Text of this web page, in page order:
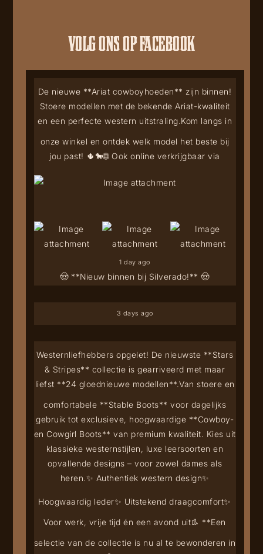
VOLG ONS OP FACEBOOK
🤠 **Nieuw binnen bij Silverado!** 🤠
De nieuwe **Ariat cowboyhoeden** zijn binnen!
Stoere modellen met de bekende Ariat-kwaliteit
en een perfecte western uitstraling.Kom langs in
onze winkel en ontdek welk model het beste bij
jou past! 🌵🐎🌐 Ook online verkrijgbaar via
1 day ago
3 days ago
Westernliefhebbers opgelet! De nieuwste **Stars
& Stripes** collectie is gearriveerd met maar
liefst **24 gloednieuwe modellen**.Van stoere en
comfortabele **Stable Boots** voor dagelijks
gebruik tot exclusieve, hoogwaardige **Cowboy-
en Cowgirl Boots** van premium kwaliteit. Kies uit
klassieke westernstijlen, luxe leersoorten en
opvallende designs – voor zowel dames als
heren.✨ Authentiek western design✨
Hoogwaardig leder✨ Uitstekend draagcomfort✨
Voor werk, vrije tijd én een avond uit👢 **Een
selectie van de collectie is nu al te bewonderen in